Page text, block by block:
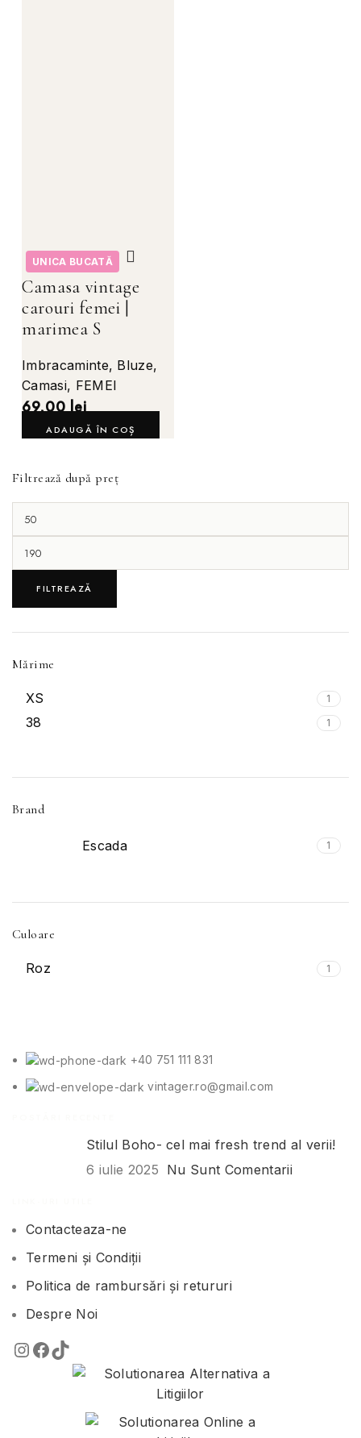
Filtrează după preț
FILTREAZĂ
Mărime
XS 1
38 1
Brand
Escada 1
Culoare
Roz 1
UNICA BUCATĂ
Camasa vintage
carouri femei |
marimea S
Imbracaminte, Bluze,
Camasi, FEMEI
69,00lei
ADAUGĂ ÎN COȘ
+40 751 111 831
vintager.ro@gmail.com
Stilul Boho- cel mai fresh trend al verii!
6 iulie 2025 Nu Sunt Comentarii
Contacteaza-ne
Termeni și Condiții
Politica de rambursări și retururi
Despre Noi